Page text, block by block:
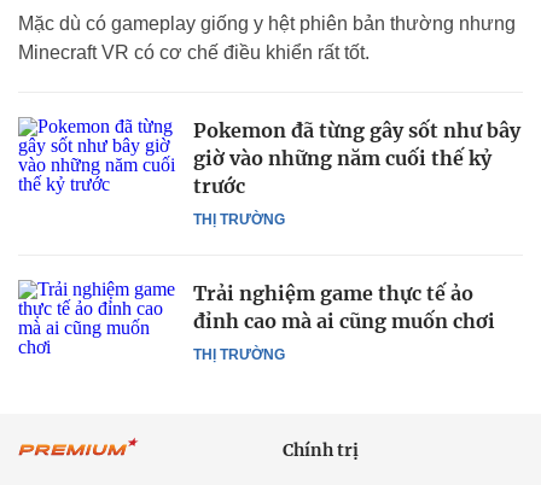
Mặc dù có gameplay giống y hệt phiên bản thường nhưng
Minecraft VR có cơ chế điều khiển rất tốt.
THỊ TRƯỜNG
Pokemon đã từng gây sốt như bây
giờ vào những năm cuối thế kỷ
trước
THỊ TRƯỜNG
Trải nghiệm game thực tế ảo
đỉnh cao mà ai cũng muốn chơi
Chính trị